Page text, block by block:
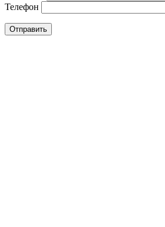
Телефон
Отправить